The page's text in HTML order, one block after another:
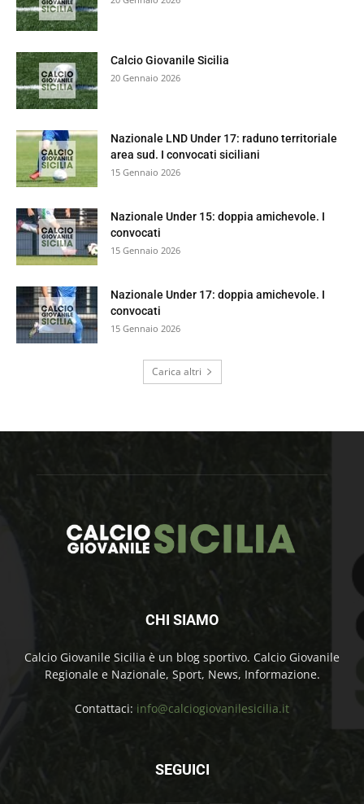
Calcio Giovanile Sicilia
20 Gennaio 2026
Nazionale LND Under 17: raduno territoriale
area sud. I convocati siciliani
15 Gennaio 2026
Nazionale Under 15: doppia amichevole. I
convocati
15 Gennaio 2026
Nazionale Under 17: doppia amichevole. I
convocati
15 Gennaio 2026
Carica altri
CHI SIAMO
Calcio Giovanile Sicilia è un blog sportivo. Calcio Giovanile
Regionale e Nazionale, Sport, News, Informazione.
Contattaci: info@calciogiovanilesicilia.it
SEGUICI